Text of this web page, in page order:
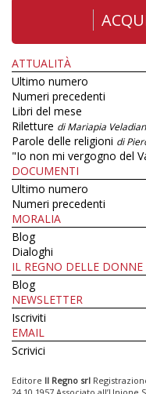
ATTUALITÀ
Ultimo numero
Numeri precedenti
Libri del mese
Riletture di Mariapia
Parole delle religioni di
"Io non mi vergogno del
DOCUMENTI
Ultimo numero
Numeri precedenti
MORALIA
Blog
Dialoghi
IL REGNO DELLE DONNE
Blog
NEWSLETTER
Iscriviti
EMAIL
Scrivici
Editore Il Regno srl